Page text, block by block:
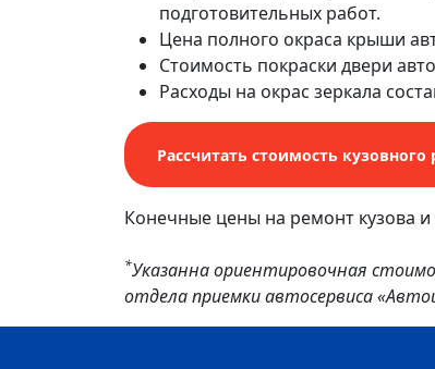
подготовительных работ.
Цена полного окраса крыши
Стоимость покраски двери
Расходы на окрас зеркала
Рассчитать стоимость кузовного
Конечные цены на ремонт кузова и
*Указанна ориентировочная
отдела приемки автосервиса